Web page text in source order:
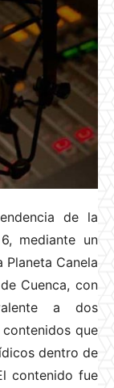
de la
mediante un
Canela
Cuenca, con
a dos
que
dentro de
contenido fue